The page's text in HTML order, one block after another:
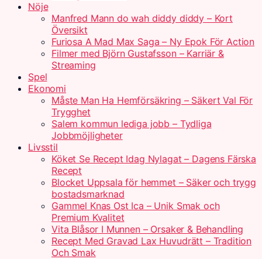
Nöje
Manfred Mann do wah diddy diddy – Kort
Översikt
Furiosa A Mad Max Saga – Ny Epok För Action
Filmer med Björn Gustafsson – Karriär &
Streaming
Spel
Ekonomi
Måste Man Ha Hemförsäkring – Säkert Val För
Trygghet
Salem kommun lediga jobb – Tydliga
Jobbmöjligheter
Livsstil
Köket Se Recept Idag Nylagat – Dagens Färska
Recept
Blocket Uppsala för hemmet – Säker och trygg
bostadsmarknad
Gammel Knas Ost Ica – Unik Smak och
Premium Kvalitet
Vita Blåsor I Munnen – Orsaker & Behandling
Recept Med Gravad Lax Huvudrätt – Tradition
Och Smak